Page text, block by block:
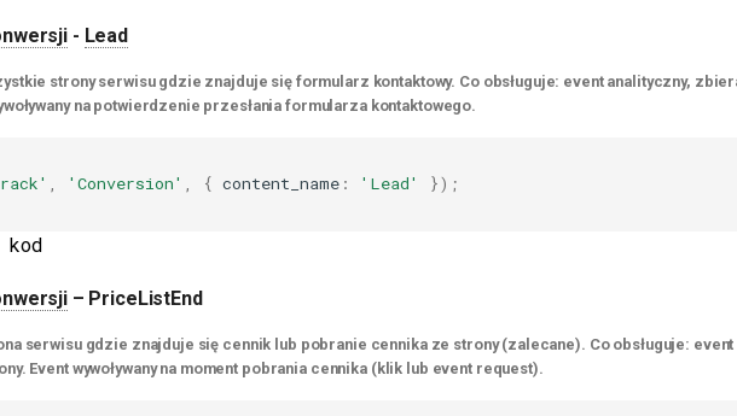
- Lead
strony serwisu gdzie znajduje się formularz kontaktowy. Co obsługuje: event analityczny,
na potwierdzenie przesłania formularza kontaktowego.
, 'Conversion' , { content_name : 'Lead'
});
– PriceListEnd
serwisu gdzie znajduje się cennik lub pobranie cennika ze strony (zalecane). Co obsługuje:
Event wywoływany na moment pobrania cennika (klik lub event request).